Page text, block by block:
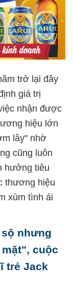
trở lại đây
giá trị
nhận được
hiệu lớn
lây" nhờ
cũng luôn
hưởng tiêu
thương hiệu
xùm tình ái
nhưng
cuộc
trẻ Jack